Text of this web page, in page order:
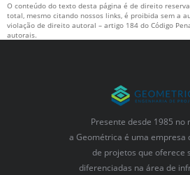
O conteúdo do texto desta página é de direito
total, mesmo citando nossos links, é proibida sem a
violação de direito autoral – artigo 184 do Código
autorais.
Presente desde 1985 no
a Geométrica é uma empresa
de projetos que oferece
diferenciadas na área de